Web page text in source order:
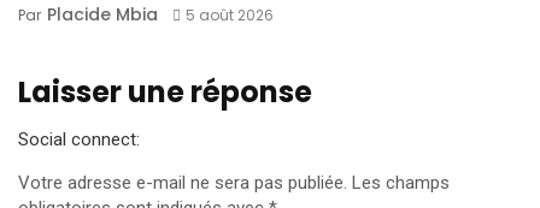
Par Placide Mbia 5 août 2026
Laisser une réponse
Social connect:
Votre adresse e-mail ne sera pas publiée. Les champs